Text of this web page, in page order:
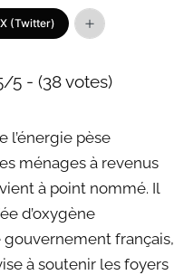
X (Twitter)
5 - (38 votes)
l’énergie pèse
ménages à revenus
à point nommé. Il
d’oxygène
gouvernement français,
à soutenir les foyers